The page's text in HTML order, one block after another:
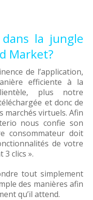
la jungle
Market?
de l’application,
efficiente à la
plus notre
et donc de
marchés virtuels. Afin
nous confie son
consommateur doit
de votre
clics ».
tout simplement
des manières afin
qu’il attend.